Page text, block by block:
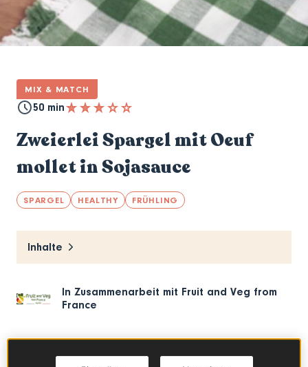
MIX & MATCH
50 min
Zweierlei Spargel mit Oeuf
mollet in Sojasauce
SPARGEL HEALTHY FRÜHLING
Inhalte
In Zusammenarbeit mit Fruit and Veg from
France
Auf der Suche nach einem schmackhaften
Rezept für ein leichtes Mittag- oder